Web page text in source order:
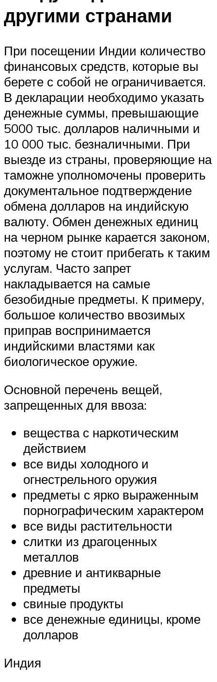
другими странами
При посещении Индии количество
финансовых средств, которые вы
берете с собой не ограничивается.
В декларации необходимо указать
денежные суммы, превышающие
5000 тыс. долларов наличными и
10 000 тыс. безналичными. При
выезде из страны, проверяющие на
таможне уполномочены проверить
документальное подтверждение
обмена долларов на индийскую
валюту. Обмен денежных единиц
на черном рынке карается законом,
поэтому не стоит прибегать к таким
услугам. Часто запрет
накладывается на самые
безобидные предметы. К примеру,
большое количество ввозимых
приправ воспринимается
индийскими властями как
биологическое оружие.
Основной перечень вещей,
запрещенных для ввоза:
вещества с наркотическим
действием
все виды холодного и
огнестрельного оружия
предметы с ярко выраженным
порнографическим характером
все виды растительности
слитки из драгоценных
металлов
древние и антикварные
предметы
свиные продукты
все денежные единицы, кроме
долларов
Индия